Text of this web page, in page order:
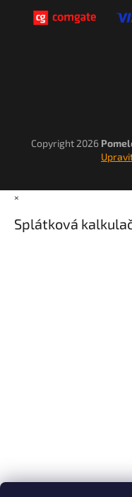
Copyright 2026
×
Splátková